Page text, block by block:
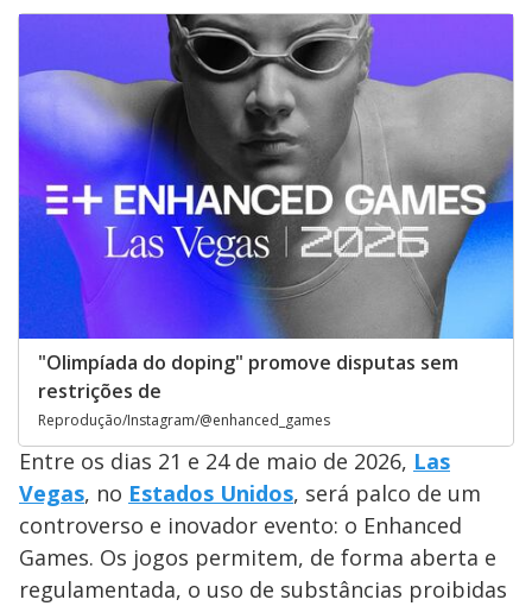
"Olimpíada do doping" promove disputas sem
restrições de
Reprodução/Instagram/@enhanced_games
Entre os dias 21 e 24 de maio de 2026, Las
Vegas, no Estados Unidos, será palco de um
controverso e inovador evento: o Enhanced
Games. Os jogos permitem, de forma aberta e
regulamentada, o uso de substâncias proibidas